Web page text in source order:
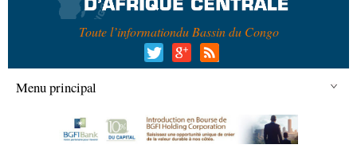
Toute l’informationdu Bassin du Congo
Menu principal